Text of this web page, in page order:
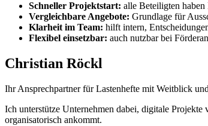
Schneller Projektstart: alle Beteiligten
Vergleichbare Angebote: Grundlage für
Klarheit im Team: hilft intern,
Flexibel einsetzbar: auch nutzbar bei
Christian Röckl
Ihr Ansprechpartner für Lastenhefte mit Weitblick
Ich unterstütze Unternehmen dabei, digitale
organisatorisch ankommt.